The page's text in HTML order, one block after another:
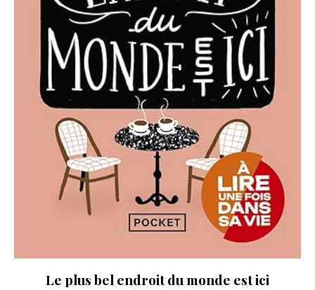
Le plus bel endroit du monde est ici